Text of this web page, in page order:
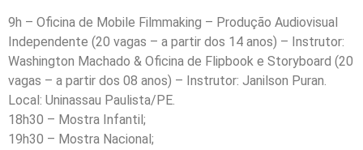
9h – Oficina de Mobile Filmmaking – Produção Audiovisual
Independente (20 vagas – a partir dos 14 anos) – Instrutor:
Washington Machado & Oficina de Flipbook e Storyboard (20
vagas – a partir dos 08 anos) – Instrutor: Janilson Puran.
Local: Uninassau Paulista/PE.
18h30 – Mostra Infantil;
19h30 – Mostra Nacional;